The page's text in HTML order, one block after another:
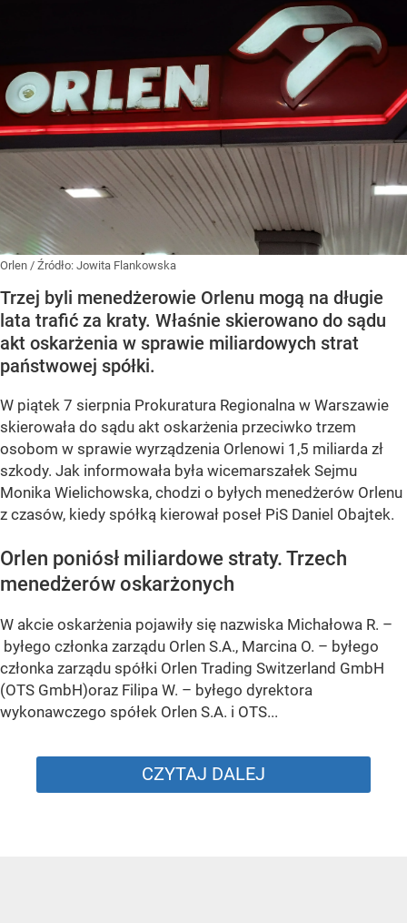
Orlen / Źródło: Jowita Flankowska
Trzej byli menedżerowie Orlenu mogą na długie
lata trafić za kraty. Właśnie skierowano do sądu
akt oskarżenia w sprawie miliardowych strat
państwowej spółki.
W piątek 7 sierpnia Prokuratura Regionalna w Warszawie
skierowała do sądu akt oskarżenia przeciwko trzem
osobom w sprawie wyrządzenia Orlenowi 1,5 miliarda zł
szkody. Jak informowała była wicemarszałek Sejmu
Monika Wielichowska, chodzi o byłych menedżerów Orlenu
z czasów, kiedy spółką kierował poseł PiS Daniel Obajtek.
Orlen poniósł miliardowe straty. Trzech
menedżerów oskarżonych
W akcie oskarżenia pojawiły się nazwiska Michałowa R. –
byłego członka zarządu Orlen S.A., Marcina O. – byłego
członka zarządu spółki Orlen Trading Switzerland GmbH
(OTS GmbH)oraz Filipa W. – byłego dyrektora
wykonawczego spółek Orlen S.A. i OTS...
CZYTAJ DALEJ